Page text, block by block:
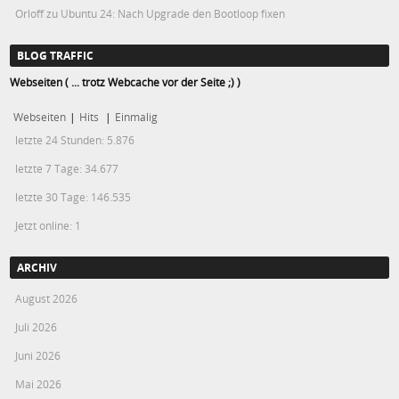
Orloffzu Ubuntu 24: Nach Upgrade den Bootloop fixen
BLOG TRAFFIC
Webseiten ( ... trotz Webcache vor der Seite ;) )
Webseiten | Hits | Einmalig
letzte 24 Stunden: 5.876
letzte 7 Tage: 34.677
letzte 30 Tage: 146.535
Jetzt online: 1
ARCHIV
August 2026
Juli 2026
Juni 2026
Mai 2026